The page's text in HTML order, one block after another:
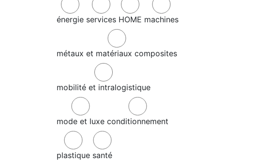
énergie services HOME machines
métaux et matériaux composites
mobilité et intralogistique
mode et luxe conditionnement
plastique santé